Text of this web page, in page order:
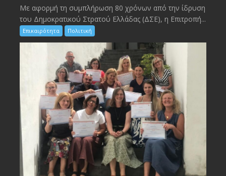
Με αφορμή τη συμπλήρωση 80 χρόνων από την ίδρυση
του Δημοκρατικού Στρατού Ελλάδας (ΔΣΕ), η Επιτροπή...
Επικαιρότητα Πολιτική